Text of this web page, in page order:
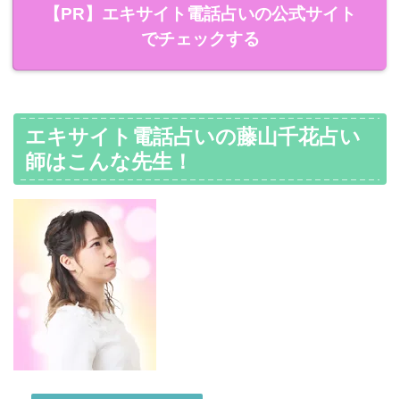
【PR】エキサイト電話占いの公式サイト
でチェックする
エキサイト電話占いの藤山千花占い
師はこんな先生！